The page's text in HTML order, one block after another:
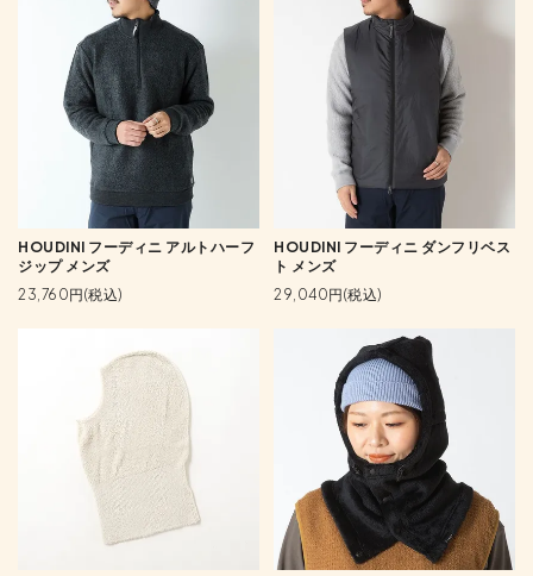
HOUDINI フーディニ アルトハーフ
ジップ メンズ
23,760円(税込)
HOUDINI フーディニ ダンフリベス
ト メンズ
29,040円(税込)